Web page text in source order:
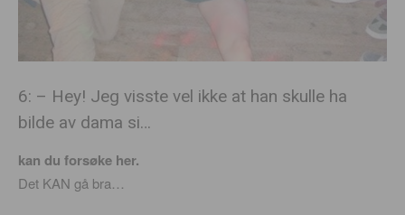
6: – Hey! Jeg visste vel ikke at han skulle ha
bilde av dama si…
kan du forsøke her.
Det KAN gå bra…